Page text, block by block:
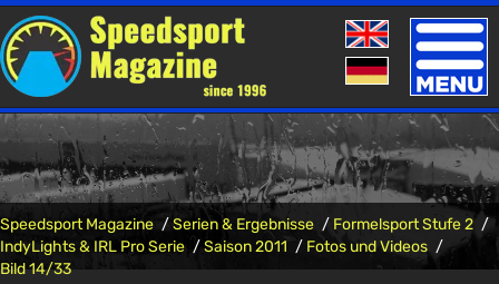
Toggle
Speedsport Magazine Serien & Ergebnisse
Formelsport Stufe 2
IndyLights & IRL Pro Serie
Saison 2011
Fotos und Videos
Bild 14/33